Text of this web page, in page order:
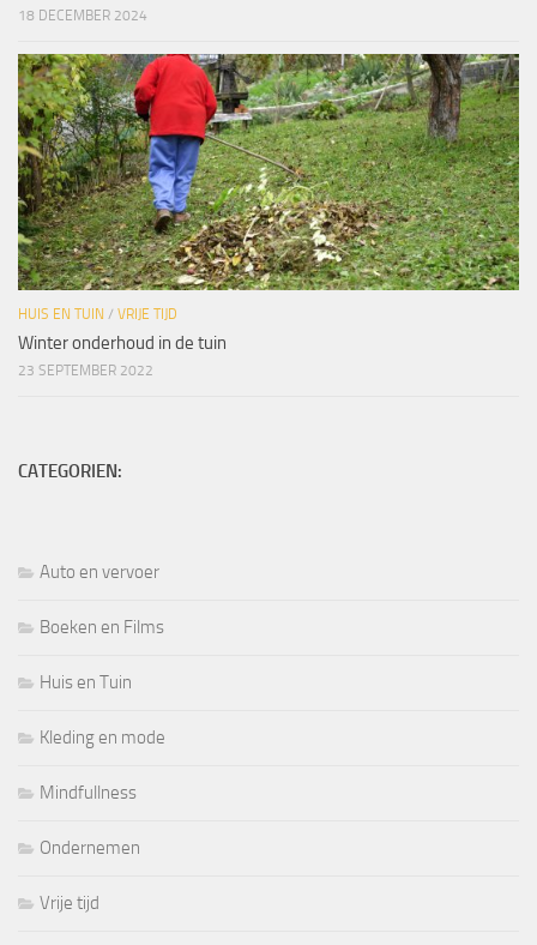
18 DECEMBER 2024
HUIS EN TUIN / VRIJE TIJD
Winter onderhoud in de tuin
23 SEPTEMBER 2022
CATEGORIEN:
Auto en vervoer
Boeken en Films
Huis en Tuin
Kleding en mode
Mindfullness
Ondernemen
Vrije tijd